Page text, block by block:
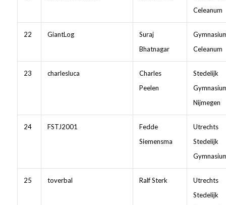
Celeanum
22 GiantLog
Suraj
Bhatnagar
Celeanum
23 charlesluca
Charles
Peelen
Stedelijk
Nijmegen
24 FSTJ2001
Fedde
Siemensma
Utrechts
Stedelijk
25 toverbal Ralf Sterk
Utrechts
Stedelijk